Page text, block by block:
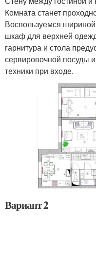
Комната станет
Воспользуемся
шкаф для верхней
гарнитура и стола
сервировочной посуды
техники при входе.
Вариант 2